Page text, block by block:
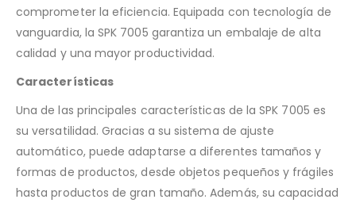
comprometer la eficiencia. Equipada con tecnología de
vanguardia, la SPK 7005 garantiza un embalaje de alta
calidad y una mayor productividad.
Características
Una de las principales características de la SPK 7005 es
su versatilidad. Gracias a su sistema de ajuste
automático, puede adaptarse a diferentes tamaños y
formas de productos, desde objetos pequeños y frágiles
hasta productos de gran tamaño. Además, su capacidad